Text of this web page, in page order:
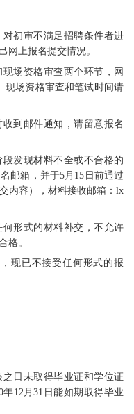
初审不满足招聘条件者进
网上报名提交情况。
场资格审查两个环节，网
场资格审查和笔试时间请
到邮件通知，请留意报名
发现材料不全或不合格的
邮箱，并于5月15日前通过
内容），材料接收邮箱：lx
形式的材料补交，不允许
格。
现已不接受任何形式的报
日未取得毕业证和学位证
12月31日能如期取得毕业